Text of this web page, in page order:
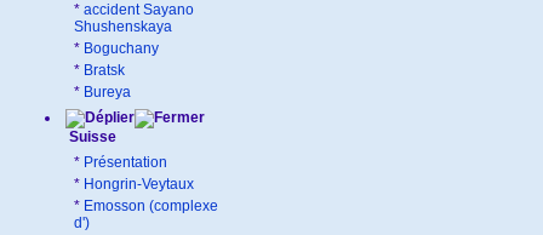
* accident Sayano
Shushenskaya
* Boguchany
* Bratsk
* Bureya
Suisse
* Présentation
* Hongrin-Veytaux
* Emosson (complexe
d')